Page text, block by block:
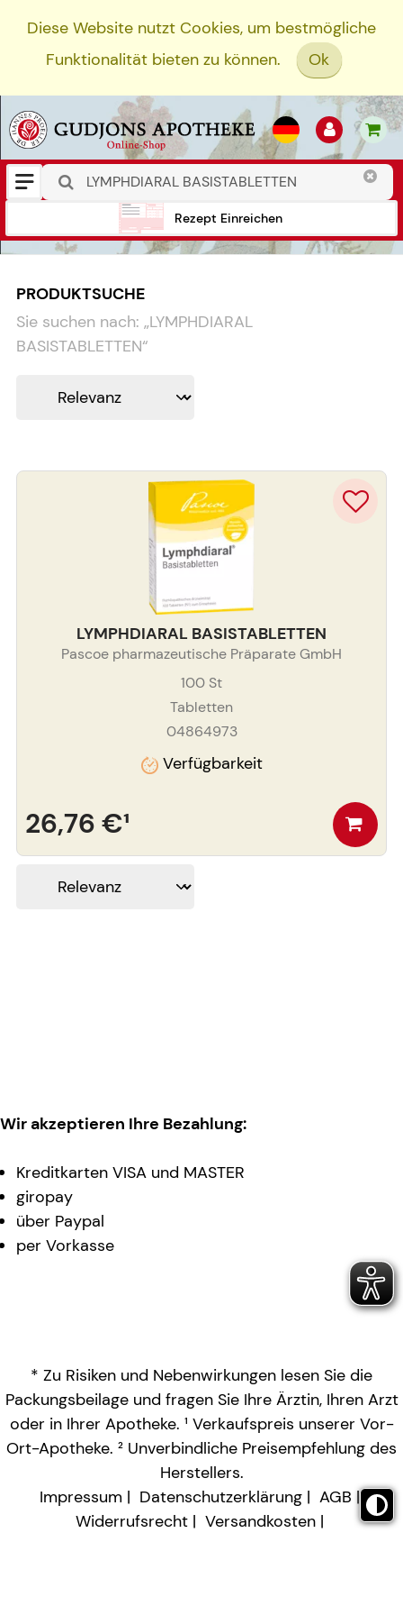
Diese Website nutzt Cookies, um bestmögliche
Funktionalität bieten zu können.
Ok
Rezept Einreichen
PRODUKTSUCHE
Sie suchen nach: „LYMPHDIARAL
BASISTABLETTEN“
LYMPHDIARAL BASISTABLETTEN
Pascoe pharmazeutische Präparate GmbH
100 St
Tabletten
04864973
Verfügbarkeit
26,76 €¹
Wir akzeptieren Ihre Bezahlung:
Kreditkarten VISA und MASTER
giropay
über Paypal
per Vorkasse
* Zu Risiken und Nebenwirkungen lesen Sie die
Packungsbeilage und fragen Sie Ihre Ärztin, Ihren Arzt
oder in Ihrer Apotheke. ¹ Verkaufspreis unserer Vor-
Ort-Apotheke. ² Unverbindliche Preisempfehlung des
Herstellers.
Impressum
Datenschutzerklärung
AGB
Widerrufsrecht
Versandkosten